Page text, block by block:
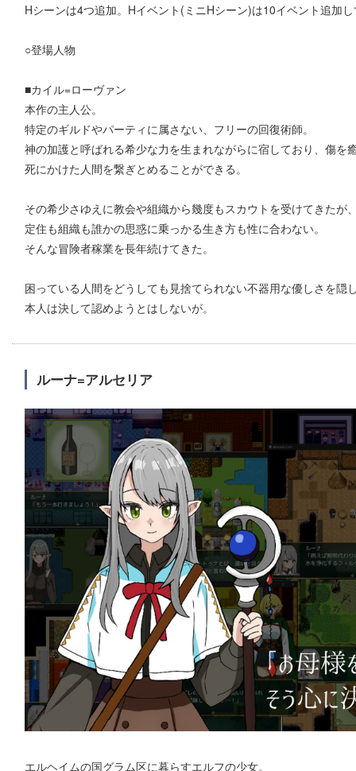
Hシーンは4つ追加。Hイベント(ミニHシーン)は10イベント追加
○登場人物
■カイル=ローヴァン
本作の主人公。
特定のギルドやパーティに属さない、フリーの回復術師。
神の加護と呼ばれる希少な力を生まれながらに宿しており、傷を
死にかけた人間を繋ぎとめることができる。
その希少さゆえに教会や組織から幾度もスカウトを受けてきたが
定住も組織も誰かの思惑に乗っかる生き方も性に合わない。
そんな冒険者稼業を長年続けてきた。
困っている人間をどうしても見捨てられない不器用な優しさを隠
本人は決して認めようとはしないが。
ルーナ=アルセリア
エルヘイムの国グラム区に暮らすエルフの少女。